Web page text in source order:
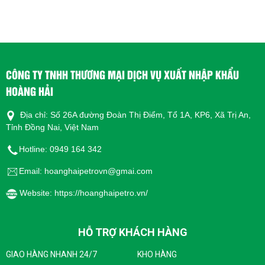
CÔNG TY TNHH THƯƠNG MẠI DỊCH VỤ XUẤT NHẬP KHẨU
HOÀNG HẢI
Địa chỉ: Số 26A đường Đoàn Thị Điểm, Tổ 1A, KP6, Xã Trị An,
Tỉnh Đồng Nai, Việt Nam
Hotline: 0949 164 342
Email: hoanghaipetrovn@gmai.com
Website: https://hoanghaipetro.vn/
HỖ TRỢ KHÁCH HÀNG
GIAO HÀNG NHANH 24/7 KHO HÀNG